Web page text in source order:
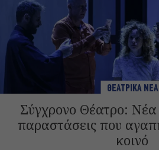
ΘΕΑΤΡΙΚΑ ΝΕΑ
Σύγχρονο Θέατρο: Νέα
παραστάσεις που
κοινό